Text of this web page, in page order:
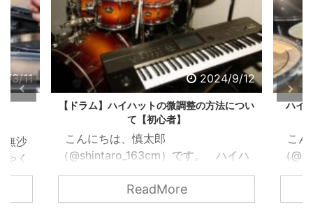
2024/9/12
調整の方法につい
です。 ハイハ
イハットはド
。 ハイハット
2024/8/31
ハイハットが動かないトラブルの解決方法
こんにちは、慎太郎
（@shintaro_163cm）です。 前回は
ハイハットクラッチが原因でハイハッ
トが動かなくなった時のトラブルの解
決方法を紹介しました。 関西ドラマ
ReadMore